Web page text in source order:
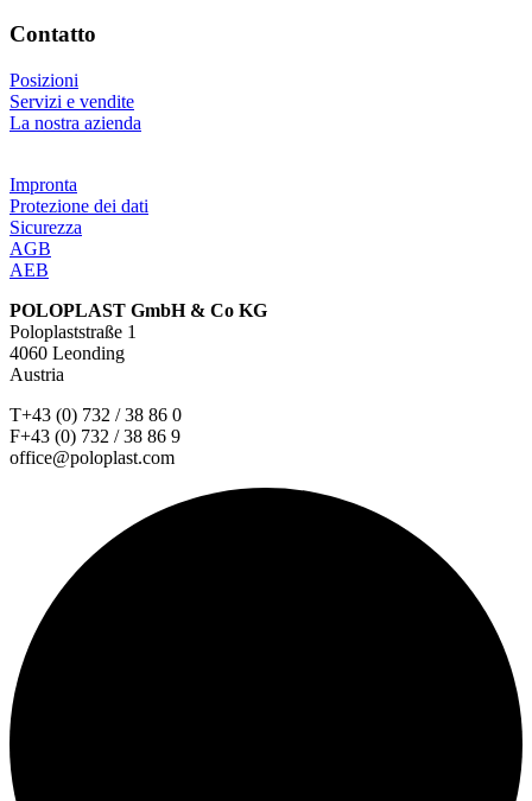
Contatto
Posizioni
Servizi e vendite
La nostra azienda
Impronta
Protezione dei dati
Sicurezza
AGB
AEB
POLOPLAST GmbH & Co KG
Poloplaststraße 1
4060 Leonding
Austria
T+43 (0) 732 / 38 86 0
F+43 (0) 732 / 38 86 9
office@poloplast.com